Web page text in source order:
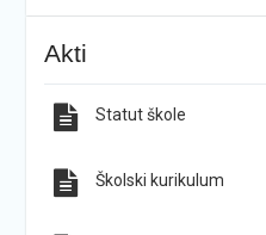
Akti
Statut škole
Školski kurikulum